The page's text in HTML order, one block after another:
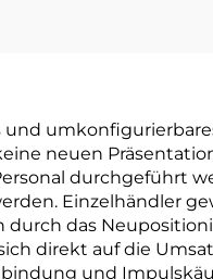
neuen
durchgeführt
Einzelhändler
durch das
direkt auf die
und